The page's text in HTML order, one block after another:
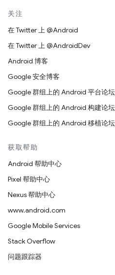
关注
在 Twitter 上 @Android
在 Twitter 上 @AndroidDev
Android 博客
Google 安全博客
Google 群组上的 Android 平台论坛
Google 群组上的 Android 构建论坛
Google 群组上的 Android 移植论坛
获取帮助
Android 帮助中心
Pixel 帮助中心
Nexus 帮助中心
www.android.com
Google Mobile Services
Stack Overflow
问题跟踪器